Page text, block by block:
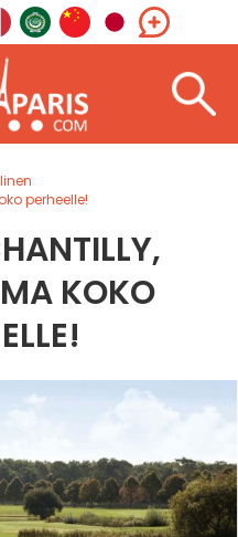
perheelle!
KOKO